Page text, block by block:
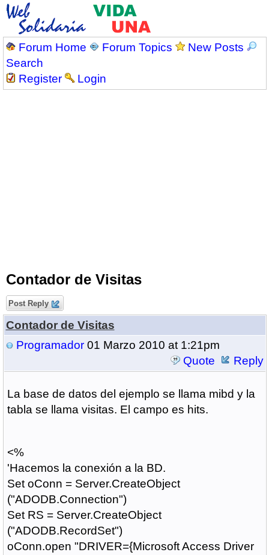
Forum Home Forum Topics
New Posts
Search
Register
Login
Contador de Visitas
Post Reply
Contador de Visitas
Programador01 Marzo 2010 at 1:21pm
Quote
Reply
La base de datos del ejemplo se llama mibd y la
tabla se llama visitas. El campo es hits.
<%
'Hacemos la conexión a la BD.
Set oConn = Server.CreateObject
("ADODB.Connection")
Set RS = Server.CreateObject
("ADODB.RecordSet")
oConn.open "DRIVER={Microsoft Access Driver